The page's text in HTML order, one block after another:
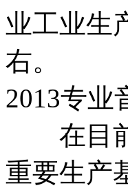
业工业生
右。
2013专业
在目前
重要生产